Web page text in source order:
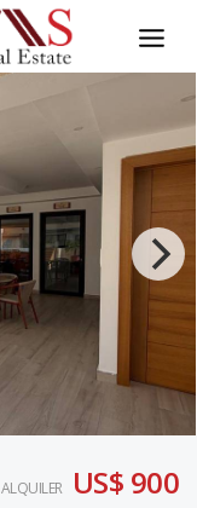
ALQUILER US$ 900